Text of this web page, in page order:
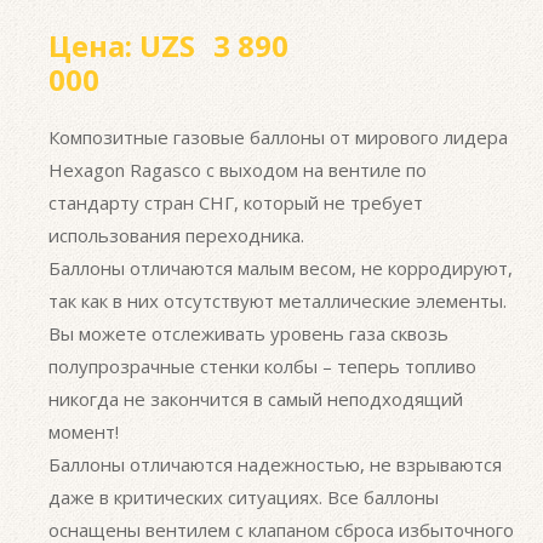
Цена: UZS 3 890
000
Композитные газовые баллоны от мирового лидера
Hexagon Ragasco с выходом на вентиле по
стандарту стран СНГ, который не требует
использования переходника.
Баллоны отличаются малым весом, не корродируют,
так как в них отсутствуют металлические элементы.
Вы можете отслеживать уровень газа сквозь
полупрозрачные стенки колбы – теперь топливо
никогда не закончится в самый неподходящий
момент!
Баллоны отличаются надежностью, не взрываются
даже в критических ситуациях. Все баллоны
оснащены вентилем с клапаном сброса избыточного